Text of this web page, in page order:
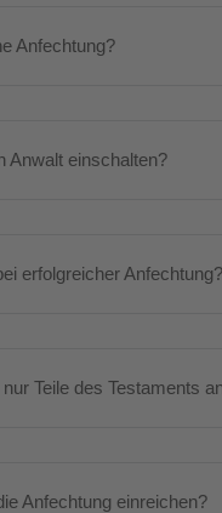
Anfechtung?
Anwalt einschalten?
erfolgreicher Anfechtung?
Teile des Testaments
Anfechtung einreichen?